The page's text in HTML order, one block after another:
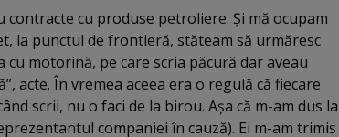
contracte cu produse petroliere. Şi mă ocupam
la punctul de frontieră, stăteam să urmăresc
motorină, pe care scria păcură dar aveau
acte. În vremea aceea era o regulă că fiecare
scrii, nu o faci de la birou. Aşa că m-am dus la
companiei în cauză). Ei m-am trimis